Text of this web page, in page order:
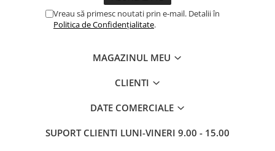
Aspiratoare
Fiare, statii & aparate de calcat cu
Sandwich-maker
Vreau să primesc noutati prin e-mail. Detalii în
Politica de Confidențialitate.
MAGAZINUL MEU
CLIENTI
DATE COMERCIALE
SUPORT CLIENTI LUNI-VINERI 9.00 - 15.00